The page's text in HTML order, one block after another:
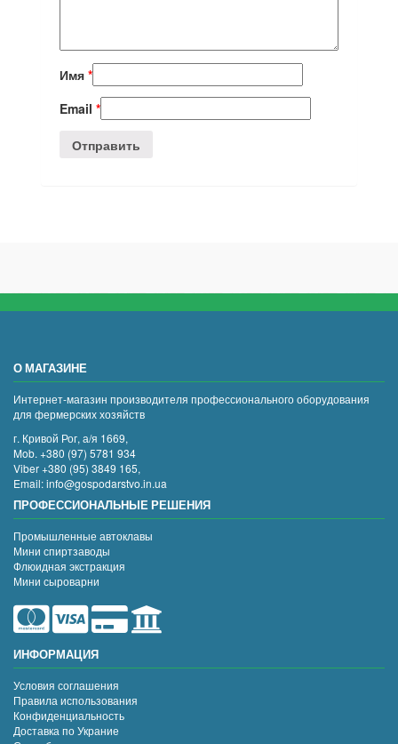
Имя*
Email*
О МАГАЗИНЕ
Интернет-магазин производителя профессионального оборудования
для фермерских хозяйств
г. Кривой Рог, а/я 1669,
Mob. +380 (97) 5781 934
Viber +380 (95) 3849 165,
Email: info@gospodarstvo.in.ua
ПРОФЕССИОНАЛЬНЫЕ РЕШЕНИЯ
Промышленные автоклавы
Мини спиртзаводы
Флюидная экстракция
Мини сыроварни
ИНФОРМАЦИЯ
Условия соглашения
Правила использования
Конфиденциальность
Доставка по Украние